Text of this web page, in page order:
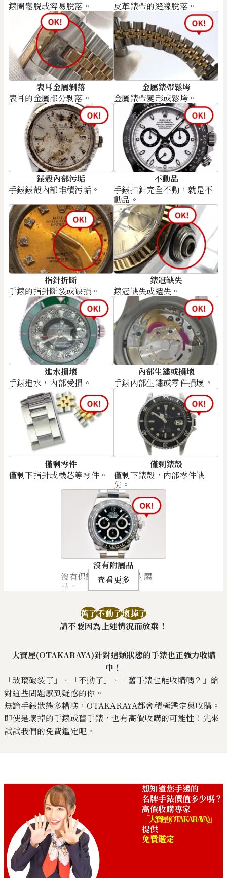
錶圈鬆脫或容易脫落。
皮革錶帶的縫線脫落。
表耳金屬剝落
表耳的金屬部分剝落。
金屬錶帶鬆垮
金屬錶帶變形或鬆垮。
錶殼內部污垢
手錶錶殼內部堆積污垢。
不動品
手錶指針完全不動，就是不
動品。
指針折斷
手錶的指針斷裂或缺損。
錶冠缺失
錶冠缺失或遺失。
進水損壞
手錶進水，內部受損。
內部生鏽或損壞
手錶內部生鏽或零件損壞。
僅剩零件
僅剩下指針或機芯等零件。
僅剩錶殼
僅剩下錶殼，內部零件缺
失。
沒有附屬品
沒有保證卡或盒子等附屬
品。
查看更多
舊了不動了壞掉了
請不要因為上述情況而放棄！
大寶屋(OTAKARAYA)針對這類狀態的手錶也正強力收購
中！
「玻璃破裂了」、「不動了」、「舊手錶也能收購嗎？」給
對這些問題感到疑惑的你。
無論手錶狀態多糟糕，OTAKARAYA都會積極鑑定與收購。
即使是壞掉的手錶或舊手錶，也有高價收購的可能性！先來
試試我們的免費鑑定吧。
想知道您手邊的
名牌手錶價值多少嗎？
高價收購專家
「大寶屋 (OTAKARAYA)」
提供
免費鑑定